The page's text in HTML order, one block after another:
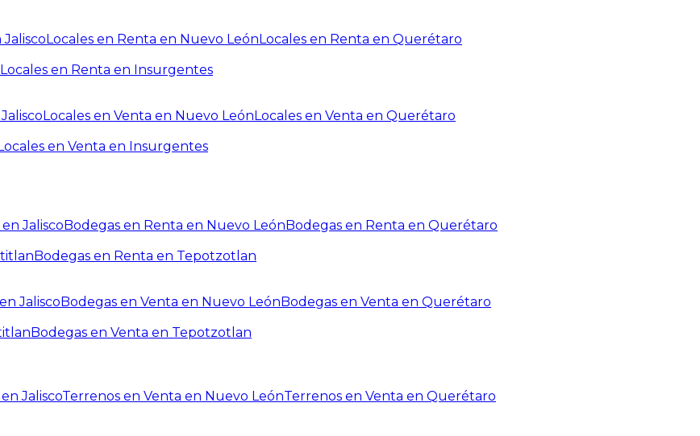
Locales en Renta en Nuevo LeónLocales en Renta en Querétaro
Locales en Renta en Insurgentes
Locales en Venta en Nuevo LeónLocales en Venta en Querétaro
en Venta en Insurgentes
JaliscoBodegas en Renta en Nuevo LeónBodegas en Renta en Querétaro
Bodegas en Renta en Tepotzotlan
JaliscoBodegas en Venta en Nuevo LeónBodegas en Venta en Querétaro
Bodegas en Venta en Tepotzotlan
JaliscoTerrenos en Venta en Nuevo LeónTerrenos en Venta en Querétaro